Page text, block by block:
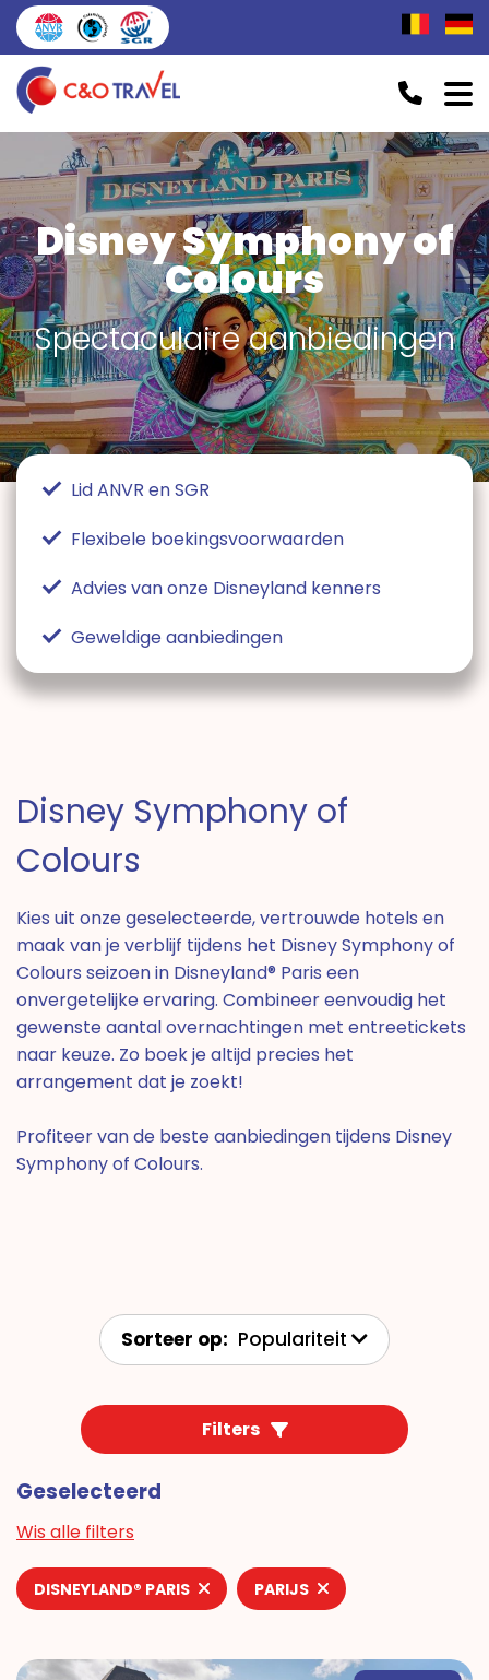
Disney Symphony of
Colours
Spectaculaire aanbiedingen
Lid ANVR en SGR
Flexibele boekingsvoorwaarden
Advies van onze Disneyland kenners
Geweldige aanbiedingen
Disney Symphony of
Colours
Kies uit onze geselecteerde, vertrouwde hotels en
maak van je verblijf tijdens het Disney Symphony of
Colours seizoen in Disneyland® Paris een
onvergetelijke ervaring. Combineer eenvoudig het
gewenste aantal overnachtingen met entreetickets
naar keuze. Zo boek je altijd precies het
arrangement dat je zoekt!
Profiteer van de beste aanbiedingen tijdens Disney
Symphony of Colours.
Sorteer op: Populariteit
Filters
Geselecteerd
Wis alle filters
DISNEYLAND® PARIS PARIJS